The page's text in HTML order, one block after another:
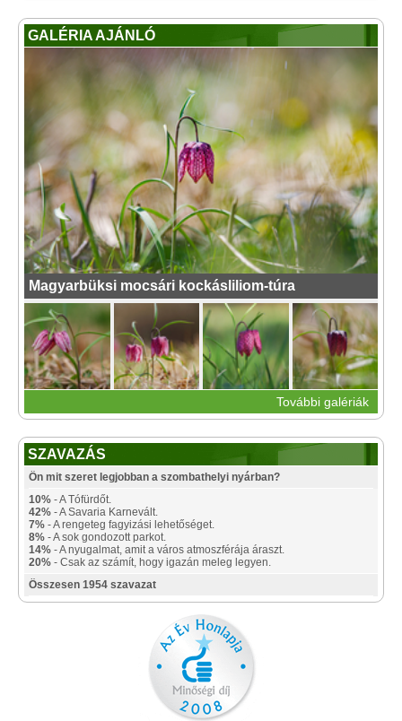
GALÉRIA AJÁNLÓ
Magyarbüksi mocsári kockásliliom-túra
További galériák
SZAVAZÁS
Ön mit szeret legjobban a szombathelyi nyárban?
10% - A Tófürdőt.
42% - A Savaria Karnevált.
7% - A rengeteg fagyizási lehetőséget.
8% - A sok gondozott parkot.
14% - A nyugalmat, amit a város atmoszférája áraszt.
20% - Csak az számít, hogy igazán meleg legyen.
Összesen 1954 szavazat